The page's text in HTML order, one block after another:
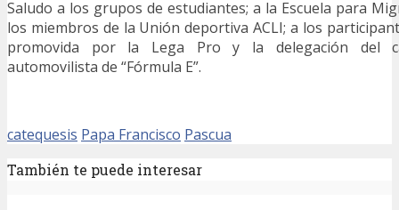
Saludo a los grupos de estudiantes; a la Escuela para
los miembros de la Unión deportiva ACLI; a los
promovida por la Lega Pro y la delegación del
automovilista de “Fórmula E”.
catequesis Papa Francisco Pascua
También te puede interesar